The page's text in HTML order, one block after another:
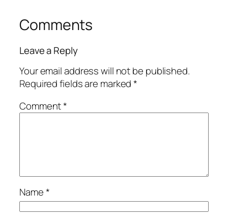
Comments
Leave a Reply
Your email address will not be published.
Required fields are marked*
Comment*
Name*